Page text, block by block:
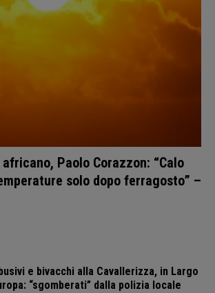
Paolo Corazzon: “Calo
solo dopo ferragosto” –
e bivacchi alla Cavallerizza, in Largo
“sgomberati” dalla polizia locale